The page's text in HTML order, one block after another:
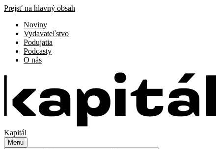
Prejsť na hlavný obsah
Noviny
Vydavateľstvo
Podujatia
Podcasty
O nás
Kapitál
Menu